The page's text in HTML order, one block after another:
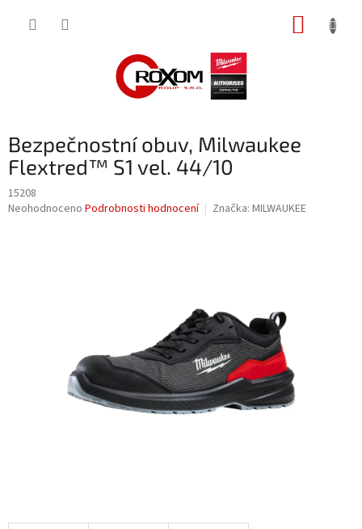
Bezpečnostní obuv, Milwaukee
Flextred™ S1 vel. 44/10
15208
Průměrné
Neohodnoceno Podrobnosti hodnocení Značka: MILWAUKEE